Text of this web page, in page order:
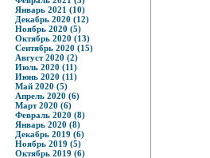
Январь 2021 (10)
Декабрь 2020 (12)
Ноябрь 2020 (5)
Октябрь 2020 (13)
Сентябрь 2020 (15)
Август 2020 (2)
Июль 2020 (11)
Июнь 2020 (11)
Май 2020 (5)
Апрель 2020 (6)
Март 2020 (6)
Февраль 2020 (8)
Январь 2020 (8)
Декабрь 2019 (6)
Ноябрь 2019 (5)
Октябрь 2019 (6)